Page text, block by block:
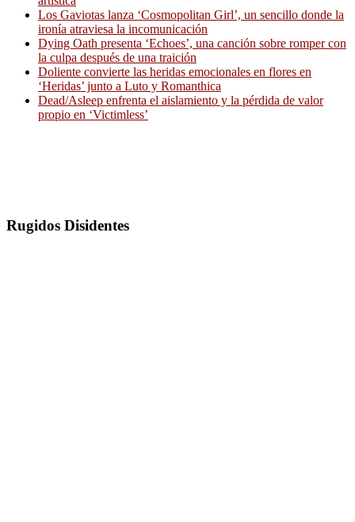
Los Gaviotas lanza ‘Cosmopolitan Girl’, un sencillo donde la
ironía atraviesa la incomunicación
Dying Oath presenta ‘Echoes’, una canción sobre romper con
la culpa después de una traición
Doliente convierte las heridas emocionales en flores en
‘Heridas’ junto a Luto y Romanthica
Dead/Asleep enfrenta el aislamiento y la pérdida de valor
propio en ‘Victimless’
Rugidos Disidentes